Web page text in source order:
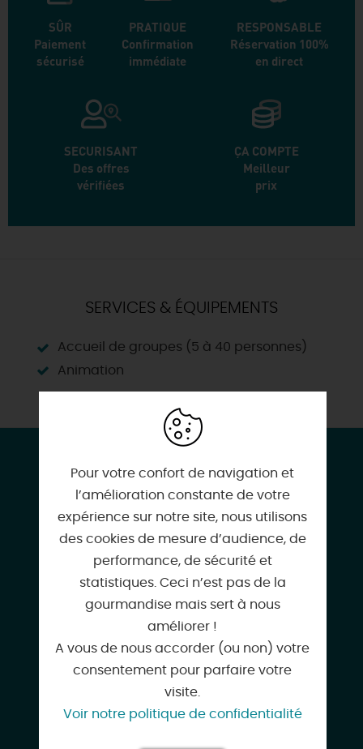
SÛR
Paiement
sécurisé
PRATIQUE
Confirmation
immédiate
RESPONSABLE
Réservation 100%
en direct
SECURISANT
Des offres
vérifiées
ÇA COMPTE
Meilleur
prix
SERVICES & ÉQUIPEMENTS
Accueil de groupes (5 à 40 personnes)
Animation
PLUME DE NATURE
45000 ORLEANS
0686287237
angelique.pledran@gmail.com
Pour votre confort de navigation et
l’amélioration constante de votre
expérience sur notre site, nous utilisons
des cookies de mesure d’audience, de
performance, de sécurité et
statistiques. Ceci n’est pas de la
gourmandise mais sert à nous
améliorer !
A vous de nous accorder (ou non) votre
consentement pour parfaire votre
visite.
Voir notre politique de confidentialité